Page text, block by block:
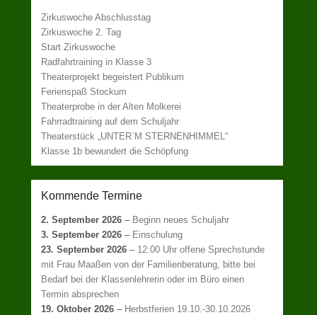
Zirkuswoche Abschlusstag
Zirkuswoche 2. Tag
Start Zirkuswoche
Radfahrtraining in Klasse 3
Theaterprojekt begeistert Publikum
Ferienspaß Stockum
Theaterprobe in der Alten Molkerei
Fahrradtraining auf dem Schuljahr
Theaterstück „UNTER`M STERNENHIMMEL“
Klasse 1b bewundert die Schöpfung
Kommende Termine
2. September 2026 – Beginn neues Schuljahr
3. September 2026 – Einschulung
23. September 2026 – 12:00 Uhr offene Sprechstunde
mit Frau Maaßen von der Familienberatung, bitte bei
Bedarf bei der Klassenlehrerin oder im Büro einen
Termin absprechen
19. Oktober 2026 – Herbstferien 19.10.-30.10.2026